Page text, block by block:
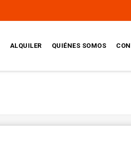
ALQUILER QUIÉNES SOMOS